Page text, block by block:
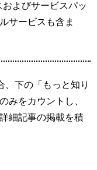
よびサービスパッ
サービスも含ま
下の「もっと知り
をカウントし、
細記事の掲載を積